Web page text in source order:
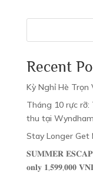
Recent
Kỳ Nghỉ Hè
Tháng 10 rực
thu tại
Stay Longer Get
𝐒𝐔𝐌𝐌𝐄𝐑 𝐄𝐒𝐂𝐀𝐏𝐄 –
𝐨𝐧𝐥𝐲 𝟏,𝟓𝟗𝟗,𝟎𝟎𝟎
remind you of
merchants
Open
remind you of
merchants
Open